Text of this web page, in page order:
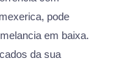
pode
em baixa.
da sua